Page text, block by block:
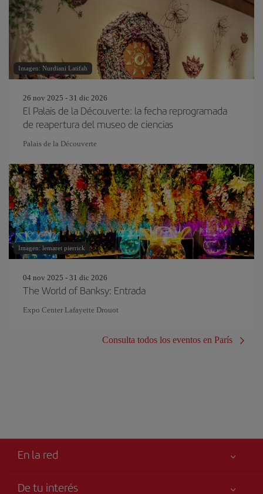
Imagen: Nurdiani Latifah
26 nov 2025 - 31 dic 2026
El Palais de la Découverte: la fecha reprogramada
de reapertura del museo de ciencias
Palais de la Découverte
Imagen: lemaret pierrick
04 nov 2025 - 31 dic 2026
The World of Banksy: Entrada
Expo Center Lafayette Drouot
Consulta todos los eventos en París
En la red
De tu interés